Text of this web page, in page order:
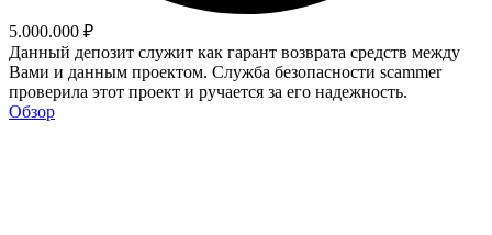
5.000.000 ₽
Данный депозит служит как гарант возврата средств между
Вами и данным проектом. Служба безопасности scammer
проверила этот проект и ручается за его надежность.
Обзор